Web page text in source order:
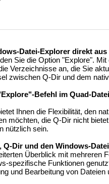
Datei-Explorer direkt
Sie die Option "Explore".
Verzeichnisse an, die Sie
zwischen Q-Dir und dem
Befehl im Quad-
Ihnen die Flexibilität, den
möchten, die Q-Dir nicht
nützlich sein.
Q-Dir und den Windows-
Überblick mit mehreren
spezifische Funktionen
und Bearbeitung von Dateien